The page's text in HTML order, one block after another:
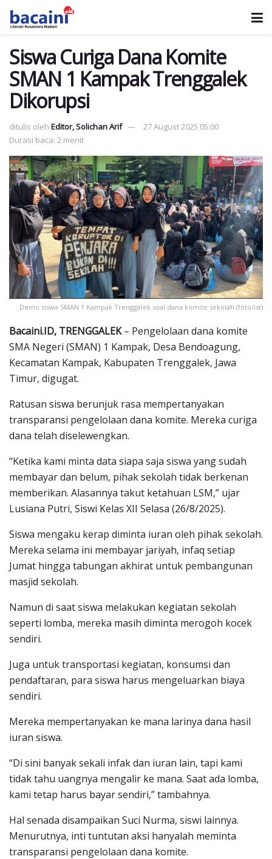
Siswa Curiga Dana Komite
SMAN 1 Kampak Trenggalek
Dikorupsi
ditulis oleh Editor, Solichan Arif
27 August 2025 05:00
Durasi baca: 2 menit
Demo siswa SMAN 1 Kampak Trenggalek soal dana komite sekolah (foto/ist)
Bacaini.ID, TRENGGALEK– Pengelolaan dana komite
SMA Negeri (SMAN) 1 Kampak, Desa Bendoagung,
Kecamatan Kampak, Kabupaten Trenggalek, Jawa
Timur, digugat.
Ratusan siswa berunjuk rasa mempertanyakan
transparansi pengelolaan dana komite. Mereka curiga
dana telah diselewengkan.
“Ketika kami minta data siapa saja siswa yang sudah
membayar dan belum, pihak sekolah tidak berkenan
memberikan. Alasannya takut ketahuan LSM,” ujar
Lusiana Putri, Siswi Kelas XII Selasa (26/8/2025).
Siswa mengaku kerap diminta iuran oleh pihak sekolah.
Mereka selama ini membayar jariyah, infaq setiap
Jumat hingga tabungan akhirat untuk pembangunan
masjid sekolah.
Namun di saat siswa melakukan kegiatan sekolah
seperti lomba, mereka masih diminta merogoh kocek
sendiri.
Juga untuk transportasi kegiatan, konsumsi dan
pendaftaran, para siswa harus mengeluarkan biaya
sendiri.
Mereka mempertanyakan ke mana larinya dana hasil
iuran siswa.
“Di sini banyak sekali infak dan iuran lain, tapi kami
tidak tahu uangnya mengalir ke mana. Saat ada lomba,
kami tetap harus bayar sendiri,” tambahnya.
Hal senada disampaikan Suci Nurma, siswi lainnya.
Menurutnya, inti tuntutan aksi hanyalah meminta
transparansi pengelolaan dana komite.